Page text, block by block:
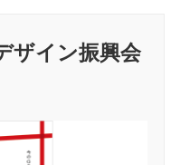
ザイン振興会